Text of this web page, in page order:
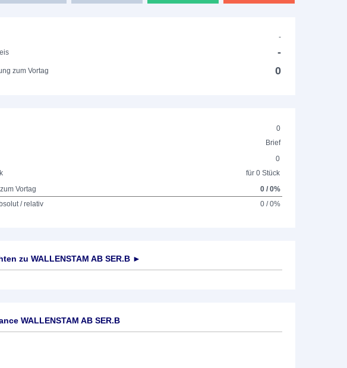
-
-
zum Vortag 0
0
Brief
0
für 0 Stück
Vortag
0 / 0%
/ relativ
0 / 0%
zu WALLENSTAM AB SER.B ►
WALLENSTAM AB SER.B